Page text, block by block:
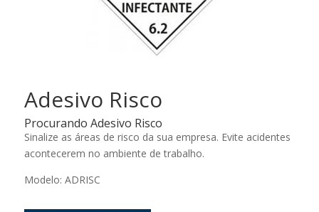
Adesivo Risco
Procurando Adesivo Risco
Sinalize as áreas de risco da sua empresa. Evite acidentes
acontecerem no ambiente de trabalho.
Modelo: ADRISC